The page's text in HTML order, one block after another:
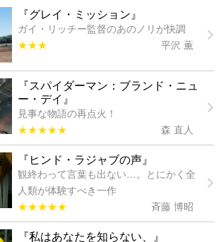
『グレイ・ミッション』
ガイ・リッチー監督のあのノリが快調
★★★
平沢 薫
『スパイダーマン：ブランド・ニュ
ー・デイ』
見事な物語の再点火！
★★★★★
森 直人
『ヒンド・ラジャブの声』
観終わって言葉も出ない…。とにかく全
人類が体験すべき一作
★★★★★
斉藤 博昭
『私はあなたを知らない、』